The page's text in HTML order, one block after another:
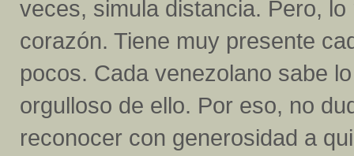
veces, simula distancia. Pero,
corazón. Tiene muy presente
pocos. Cada venezolano sabe
orgulloso de ello. Por eso, no
reconocer con generosidad a